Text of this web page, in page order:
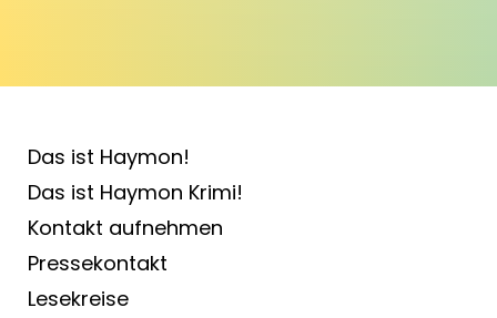
Das ist Haymon!
Das ist Haymon Krimi!
Kontakt aufnehmen
Pressekontakt
Lesekreise